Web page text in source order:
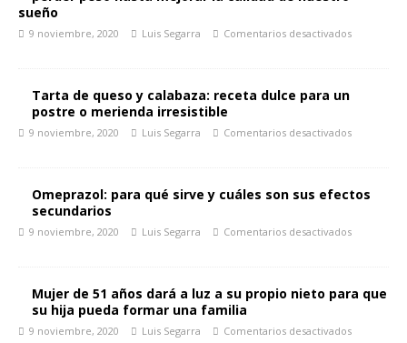
sueño
9 noviembre, 2020 Luis Segarra Comentarios desactivados
Tarta de queso y calabaza: receta dulce para un
postre o merienda irresistible
9 noviembre, 2020 Luis Segarra Comentarios desactivados
Omeprazol: para qué sirve y cuáles son sus efectos
secundarios
9 noviembre, 2020 Luis Segarra Comentarios desactivados
Mujer de 51 años dará a luz a su propio nieto para que
su hija pueda formar una familia
9 noviembre, 2020 Luis Segarra Comentarios desactivados